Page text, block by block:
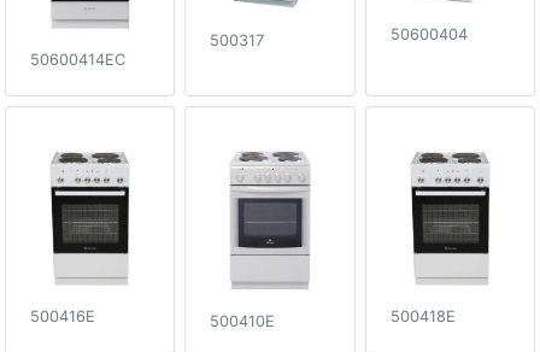
50600414EC
500317 50600404
500416E 500410E 500418E